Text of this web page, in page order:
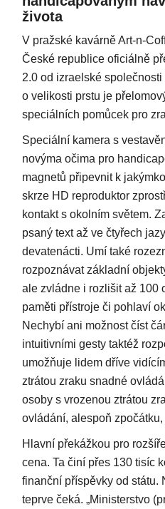
života
V pražské kavárně Art-n-
České republice oficiálně
2.0 od izraelské
o velikosti prstu je
speciálních pomůcek pro
Speciální kamera s
novýma očima pro
magnetů připevnit k
skrze HD reproduktor
kontakt s okolním světem.
psaný text až ve čtyřech
devatenácti. Umí také
rozpoznávat základní
ale zvládne i rozlišit až 100
paměti přístroje či pohlaví
Nechybí ani možnost číst
intuitivními gesty taktéž
umožňuje lidem dříve
ztrátou zraku snadné
osoby s vrozenou ztrátou
ovládání, alespoň
Hlavní překážkou pro
cena. Ta činí přes 130 tisíc
finanční příspěvky od státu.
teprve čeká. „Ministerstvo